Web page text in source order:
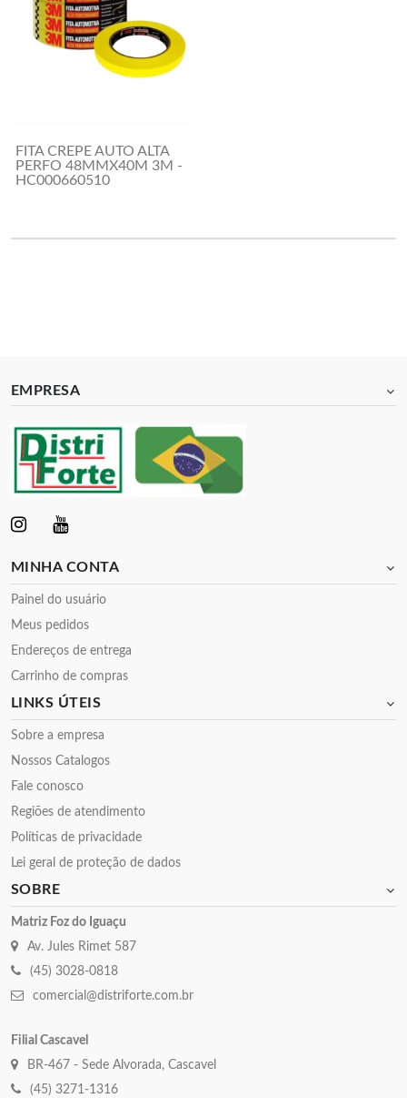
FITA CREPE AUTO ALTA
PERFO 48MMX40M 3M -
HC000660510
EMPRESA
MINHA CONTA
Painel do usuário
Meus pedidos
Endereços de entrega
Carrinho de compras
LINKS ÚTEIS
Sobre a empresa
Nossos Catalogos
Fale conosco
Regiões de atendimento
Políticas de privacidade
Lei geral de proteção de dados
SOBRE
Matriz Foz do Iguaçu
Av. Jules Rimet 587
(45) 3028-0818
comercial@distriforte.com.br
Filial Cascavel
BR-467 - Sede Alvorada, Cascavel
(45) 3271-1316